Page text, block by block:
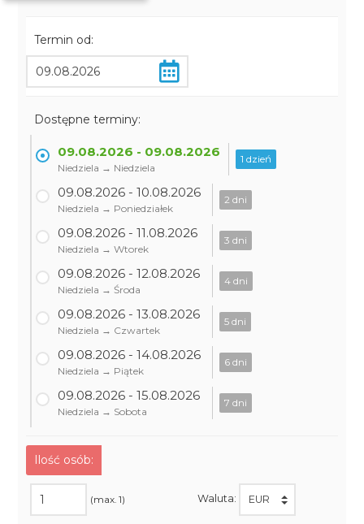
Termin od:
Dostępne terminy:
09.08.2026 - 09.08.2026
Niedziela → Niedziela
1 dzień
09.08.2026 - 10.08.2026
Niedziela → Poniedziałek
2 dni
09.08.2026 - 11.08.2026
Niedziela → Wtorek
3 dni
09.08.2026 - 12.08.2026
Niedziela → Środa
4 dni
09.08.2026 - 13.08.2026
Niedziela → Czwartek
5 dni
09.08.2026 - 14.08.2026
Niedziela → Piątek
6 dni
09.08.2026 - 15.08.2026
Niedziela → Sobota
7 dni
Ilość osób:
(max. 1) Waluta: